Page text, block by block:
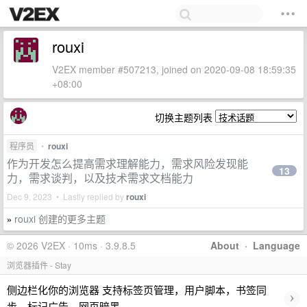
rouxi
V2EX member #507213, joined on 2020-09-08 18:59:35
+08:00
切换主题列表
程序员 • rouxi
作为开发怎么提高需求理解能力，需求风险发现能
力，需求谈判，以及技术需求文档能力
Dec 9, 2023 • Lastly replied byrouxi
13
» rouxi 创建的更多主题
About · Language
© 2026 V2EX · 10ms · 3.9.8.5
浏览器插件 - Stay
侧边栏化你的浏览器 支持标签页管理，用户脚本，书签同
›